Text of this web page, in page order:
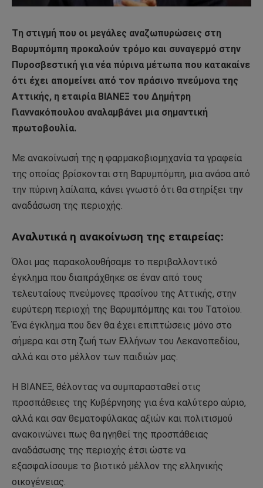
Tη στιγμή που οι μεγάλες αναζωπυρώσεις στη
Βαρυμπόμπη προκαλούν τρόμο και συναγερμό στην
Πυροσβεστική για νέα πύρινα μέτωπα που κατακαίνε
ότι έχει απομείνει από τον πράσινο πνεύμονα της
Αττικής, η εταιρία ΒΙΑΝΕΞ του Δημήτρη
Γιαννακόπουλου αναλαμβάνει μια σημαντική
πρωτοβουλία.
Με ανακοίνωσή της η φαρμακοβιομηχανία τα γραφεία
της οποίας βρίσκονται στη Βαρυμπόμπη, μια ανάσα από
την πύρινη λαίλαπα, κάνει γνωστό ότι θα στηρίξει την
αναδάσωση της περιοχής.
Αναλυτικά η ανακοίνωση της εταιρείας:
Όλοι μας παρακολουθήσαμε το περιβαλλοντικό
έγκλημα που διαπράχθηκε σε έναν από τους
τελευταίους πνεύμονες πρασίνου της Αττικής, στην
ευρύτερη περιοχή της Βαρυμπόμπης και του Τατοϊου.
Ένα έγκλημα που δεν θα έχει επιπτώσεις μόνο στο
σήμερα και στη ζωή των Ελλήνων του Λεκανοπεδίου,
αλλά και στο μέλλον των παιδιών μας.
Η ΒΙΑΝΕΞ, θέλοντας να συμπαρασταθεί στις
προσπάθειες της Κυβέρνησης για ένα καλύτερο αύριο,
αλλά και σαν θεματοφύλακας αξιών και πολιτισμού
ανακοινώνει πως θα ηγηθεί της προσπάθειας
αναδάσωσης της περιοχής έτσι ώστε να
εξασφαλίσουμε το βιοτικό μέλλον της ελληνικής
οικογένειας.